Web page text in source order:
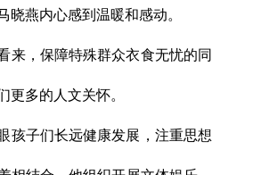
晓燕内心感到温暖和感动。
来，保障特殊群众衣食无忧的同
更多的人文关怀。
孩子们长远健康发展，注重思想